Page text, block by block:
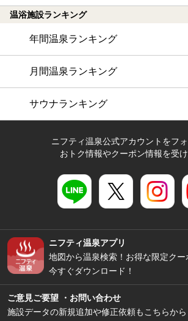
温浴施設ランキング
年間温泉ランキング
月間温泉ランキング
サウナランキング
ニフティ温泉公式アカウントをフ
おトク情報やクーポン情報を受
ニフティ温泉アプリ
地図から温泉検索！お得な限定クー
今すぐダウンロード！
ご意見ご要望 ・お問い合わせ
施設データの新規追加や修正依頼もこちらから